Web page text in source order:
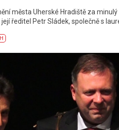
města Uherské Hradiště za
ředitel Petr Sládek, společně s